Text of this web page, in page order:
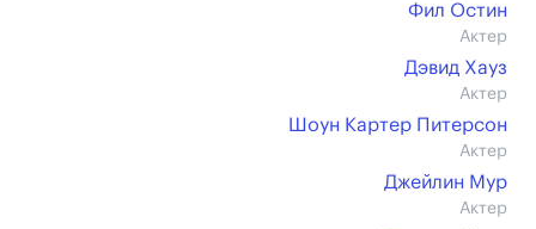
Фил Остин
Актер
Дэвид Хауз
Актер
Шоун Картер Питерсон
Актер
Джейлин Мур
Актер